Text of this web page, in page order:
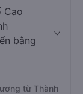
Cao
bằng
từ Thành